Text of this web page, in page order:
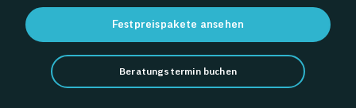
Festpreispakete ansehen
Beratungstermin buchen